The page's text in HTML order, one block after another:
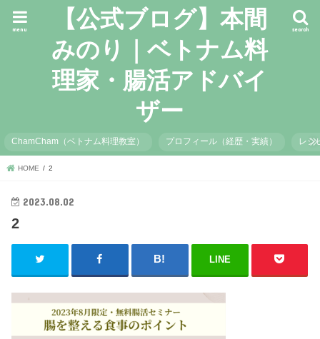
【公式ブログ】本間
みのり｜ベトナム料
理家・腸活アドバイ
ザー
search
menu
ChamCham（ベトナム料理教室） プロフィール（経歴・実績） レシ
HOME 2
2023.08.02
2
LINE